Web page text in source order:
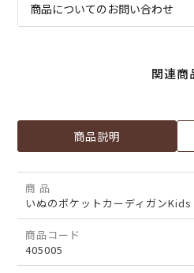
商品についてのお問い合わせ
関連商
商品説明
商 品
いぬのポケットカーディガンKids
商品コード
405005